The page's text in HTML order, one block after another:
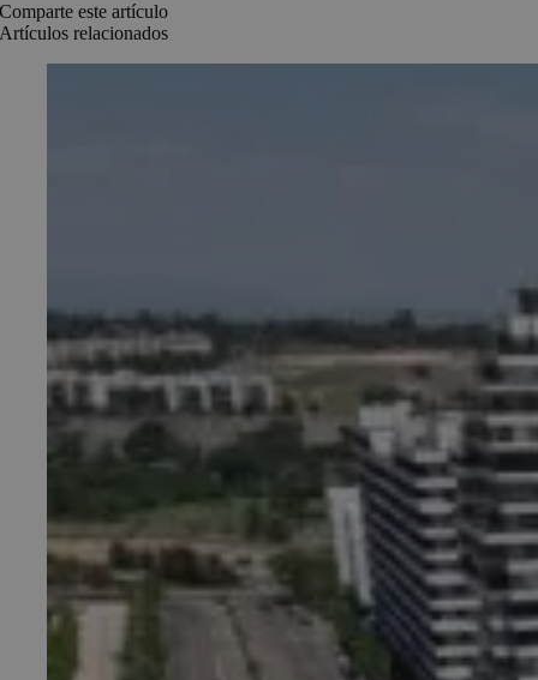
Comparte este artículo
Artículos relacionados